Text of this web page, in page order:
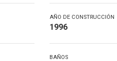
AÑO DE CONSTRUCCIÓN
1996
BAÑOS